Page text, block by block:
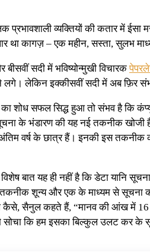
प्रभावशाली व्यक्तियों की कतार में
था कागज़ – एक महीन, सस्ता, सुलभ
सदी में भविष्योन्मुखी विचारक
लगे। लेकिन इक्कीसवीं सदी में अब फ़िर
शोध सफल सिद्ध हुआ तो संभव है कि
के भंडारण की यह नई तकनीक खोजी
अंतिम वर्ष के छात्र हैं। इनकी इस तकनीक
बात यह ही नहीं है कि डेटा यानि
शून्य और एक के माध्यम से सूचना को
कैसे, सैनुल कहते हैं, “मानव की आंख में
सोचा कि हम इसका बिल्कुल उलट कर के